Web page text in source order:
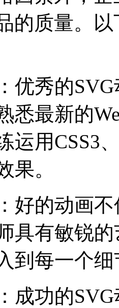
的质量。
：优秀的
悉最新的
运用CSS3
果。
：好的动画
具有敏锐
到每一个
成功的